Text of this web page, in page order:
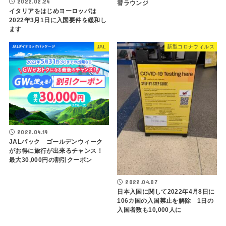
イタリアをはじめヨーロッパは
2022年3月1日に入国要件を緩和し
ます
替ラウンジ
JAL
2022.04.19
JALパック ゴールデンウィーク
がお得に旅行が出来るチャンス！
最大30,000円の割引クーポン
新型コロナウィルス
2022.04.07
日本入国に関して2022年4月8日に
106カ国の入国禁止を解除 1日の
入国者数も10,000人に